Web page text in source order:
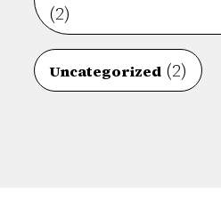
(2)
Uncategorized (2)